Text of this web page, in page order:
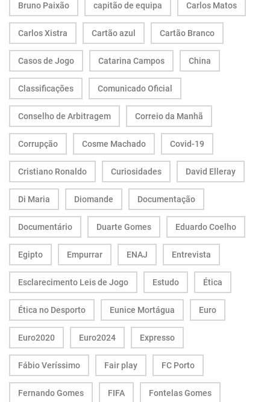
Bruno Paixão capitão de equipa Carlos Matos
Carlos Xistra Cartão azul Cartão Branco
Casos de Jogo Catarina Campos China
Classificações Comunicado Oficial
Conselho de Arbitragem Correio da Manhã
Corrupção Cosme Machado Covid-19
Cristiano Ronaldo Curiosidades David Elleray
Di Maria Diomande Documentação
Documentário Duarte Gomes Eduardo Coelho
Egipto Empurrar ENAJ Entrevista
Esclarecimento Leis de Jogo Estudo Ética
Ética no Desporto Eunice Mortágua Euro
Euro2020 Euro2024 Expresso
Fábio Veríssimo Fair play FC Porto
Fernando Gomes FIFA Fontelas Gomes